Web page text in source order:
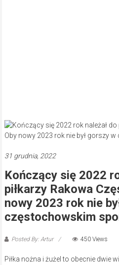
31 grudnia, 2022
Kończący się 2022
piłkarzy Rakowa
nowy 2023 rok nie
częstochowskim
Posted By: Artur 450 Views
Piłka nożna i żużel to obecnie dwie